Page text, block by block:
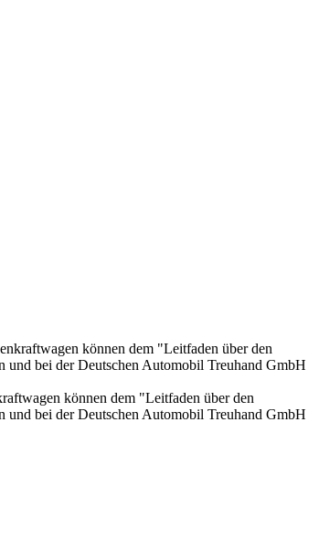
können dem "Leitfaden über den
und bei der Deutschen Automobil Treuhand GmbH
können dem "Leitfaden über den
und bei der Deutschen Automobil Treuhand GmbH